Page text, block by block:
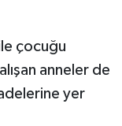
çocuğu
anneler de
yer